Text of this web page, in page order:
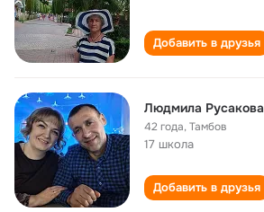
Добавить в друзья
Людмила Русакова
42 года,Тамбов
17 школа
Добавить в друзья